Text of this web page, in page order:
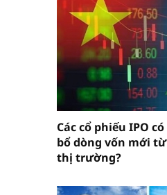
Các cổ phiếu IPO
bổ dòng vốn mới
thị trường?